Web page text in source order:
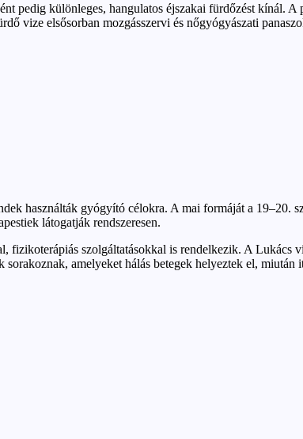
pedig különleges, hangulatos éjszakai fürdőzést kínál. A
vize elsősorban mozgásszervi és nőgyógyászati
használták gyógyító célokra. A mai formáját a 19–20.
látogatják rendszeresen.
fizikoterápiás szolgáltatásokkal is rendelkezik. A Lukács
amelyeket hálás betegek helyeztek el, miután